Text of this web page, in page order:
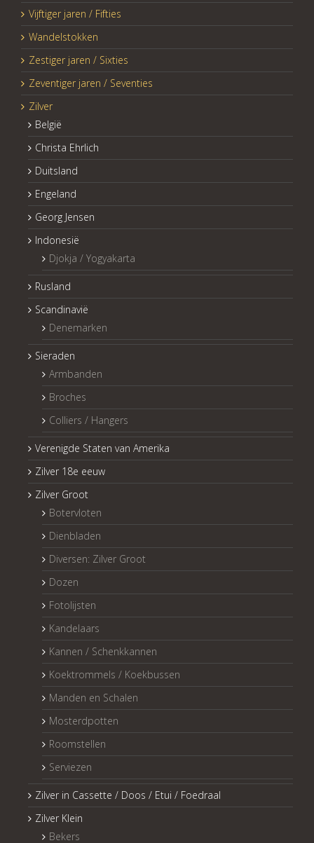
Vijftiger jaren / Fifties
Wandelstokken
Zestiger jaren / Sixties
Zeventiger jaren / Seventies
Zilver
België
Christa Ehrlich
Duitsland
Engeland
Georg Jensen
Indonesië
Djokja / Yogyakarta
Rusland
Scandinavië
Denemarken
Sieraden
Armbanden
Broches
Colliers / Hangers
Verenigde Staten van Amerika
Zilver 18e eeuw
Zilver Groot
Botervloten
Dienbladen
Diversen: Zilver Groot
Dozen
Fotolijsten
Kandelaars
Kannen / Schenkkannen
Koektrommels / Koekbussen
Manden en Schalen
Mosterdpotten
Roomstellen
Serviezen
Zilver in Cassette / Doos / Etui / Foedraal
Zilver Klein
Bekers